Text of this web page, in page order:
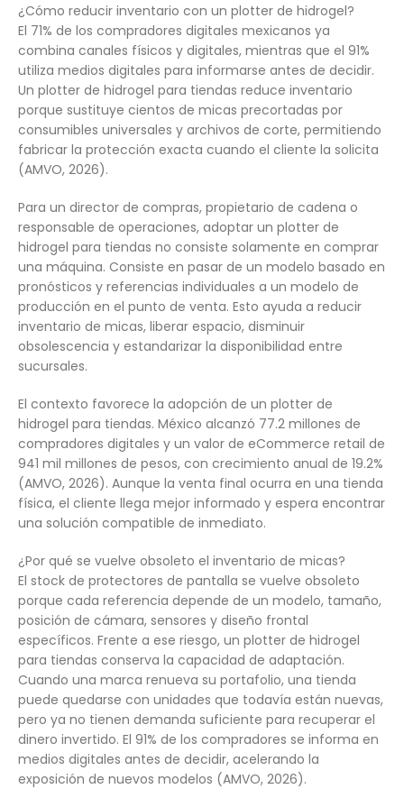
¿Cómo reducir inventario con un plotter de hidrogel?
El 71% de los compradores digitales mexicanos ya
combina canales físicos y digitales, mientras que el 91%
utiliza medios digitales para informarse antes de decidir.
Un plotter de hidrogel para tiendas reduce inventario
porque sustituye cientos de micas precortadas por
consumibles universales y archivos de corte, permitiendo
fabricar la protección exacta cuando el cliente la solicita
(AMVO, 2026).
Para un director de compras, propietario de cadena o
responsable de operaciones, adoptar un plotter de
hidrogel para tiendas no consiste solamente en comprar
una máquina. Consiste en pasar de un modelo basado en
pronósticos y referencias individuales a un modelo de
producción en el punto de venta. Esto ayuda a reducir
inventario de micas, liberar espacio, disminuir
obsolescencia y estandarizar la disponibilidad entre
sucursales.
El contexto favorece la adopción de un plotter de
hidrogel para tiendas. México alcanzó 77.2 millones de
compradores digitales y un valor de eCommerce retail de
941 mil millones de pesos, con crecimiento anual de 19.2%
(AMVO, 2026). Aunque la venta final ocurra en una tienda
física, el cliente llega mejor informado y espera encontrar
una solución compatible de inmediato.
¿Por qué se vuelve obsoleto el inventario de micas?
El stock de protectores de pantalla se vuelve obsoleto
porque cada referencia depende de un modelo, tamaño,
posición de cámara, sensores y diseño frontal
específicos. Frente a ese riesgo, un plotter de hidrogel
para tiendas conserva la capacidad de adaptación.
Cuando una marca renueva su portafolio, una tienda
puede quedarse con unidades que todavía están nuevas,
pero ya no tienen demanda suficiente para recuperar el
dinero invertido. El 91% de los compradores se informa en
medios digitales antes de decidir, acelerando la
exposición de nuevos modelos (AMVO, 2026).